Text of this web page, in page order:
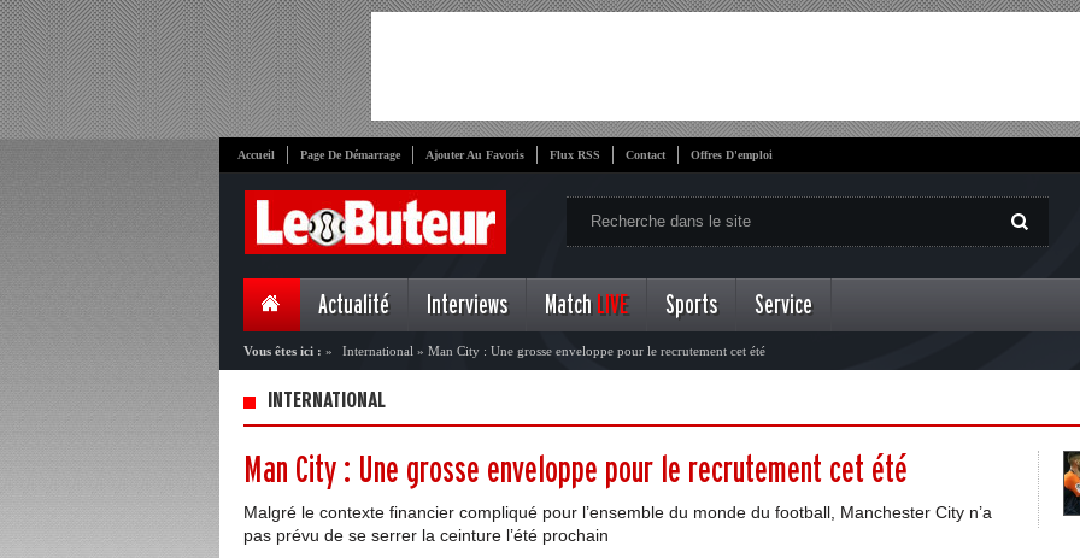
Accueil Page De Démarrage Ajouter Au Favoris Flux RSS Contact Offres D'emploi
Actualité Interviews Match LIVE Sports Service
Vous êtes ici : » International » Man City : Une grosse enveloppe pour le recrutement cet été
INTERNATIONAL
Man City : Une grosse enveloppe pour le recrutement cet été
Malgré le contexte financier compliqué pour l’ensemble du monde du football, Manchester City n’a
pas prévu de se serrer la ceinture l’été prochain